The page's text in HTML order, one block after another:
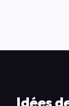
Idées